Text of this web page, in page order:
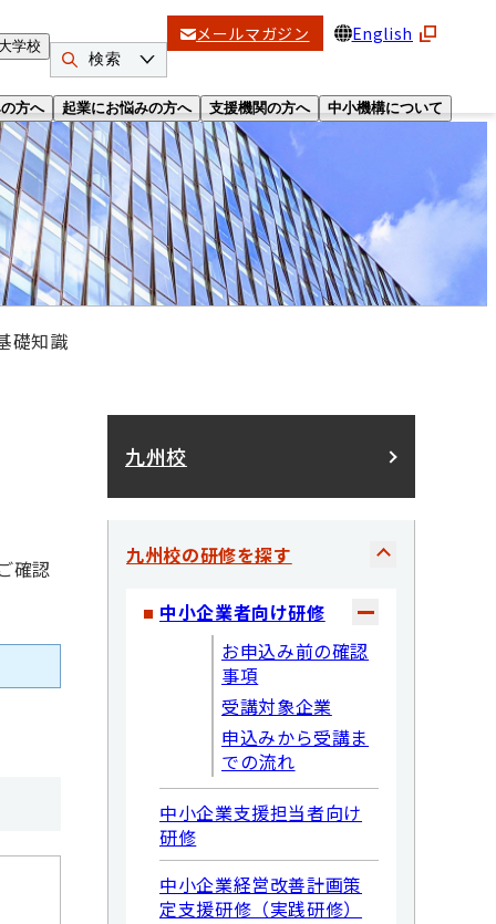
方へ 起業にお悩みの方へ 支援機関の方へ 中小機構について
学校
検索
メールマガジン English
礎知識
確認
九州校
九州校の研修を探す
中小企業者向け研修
お申込み前の確認
事項
受講対象企業
申込みから受講ま
での流れ
中小企業支援担当者向け
研修
中小企業経営改善計画策
定支援研修（実践研修）